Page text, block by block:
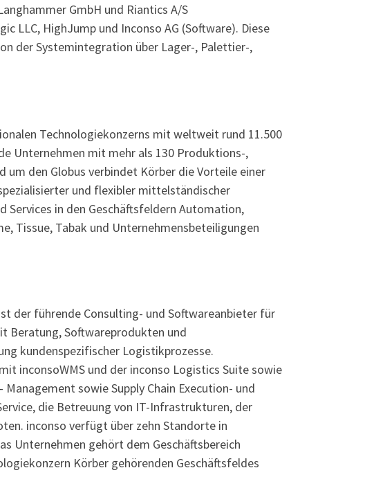
GmbH und Riantics A/S
LLC, HighJump und Inconso AG (Software). Diese
der Systemintegration über Lager-, Palettier-,
Technologiekonzerns mit weltweit rund 11.500
Unternehmen mit mehr als 130 Produktions-,
um den Globus verbindet Körber die Vorteile einer
und flexibler mittelständischer
Services in den Geschäftsfeldern Automation,
Tissue, Tabak und Unternehmensbeteiligungen
der führende Consulting- und Softwareanbieter für
Beratung, Softwareprodukten und
kundenspezifischer Logistikprozesse.
inconsoWMS und der inconso Logistics Suite sowie
Management sowie Supply Chain Execution- und
die Betreuung von IT-Infrastrukturen, der
inconso verfügt über zehn Standorte in
Unternehmen gehört dem Geschäftsbereich
Körber gehörenden Geschäftsfeldes